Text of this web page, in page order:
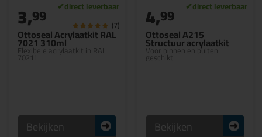
Ottoseal Acrylaatkit RAL
7021 310ml
Flexibele acrylaatkit in RAL
7021!
3,99 (7)
Bekijken
Ottoseal A215
Structuur acrylaatkit
Voor binnen en buiten
geschikt
4,99
Bekijken